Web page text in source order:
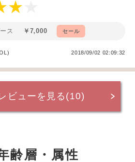
ス ￥7,000 セール
) 2018/09/02 02:09:32
ビューを見る(10)
齢層・属性